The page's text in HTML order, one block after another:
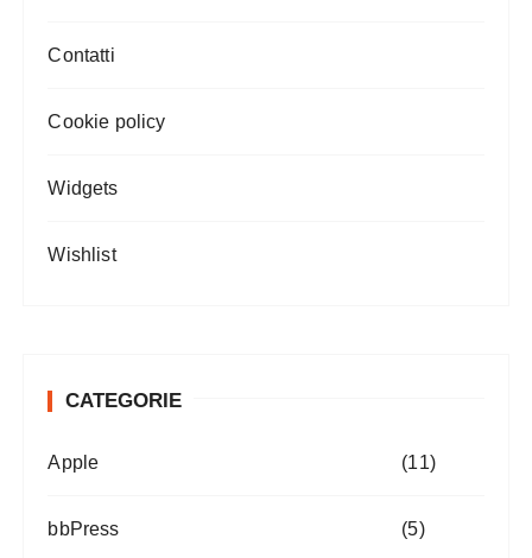
Contatti
Cookie policy
Widgets
Wishlist
CATEGORIE
Apple (11)
bbPress (5)